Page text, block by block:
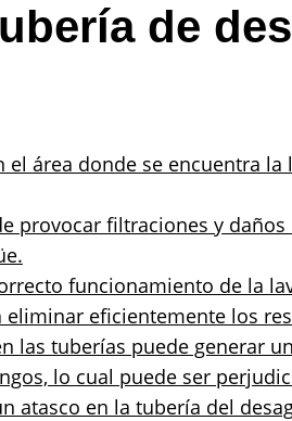
de
área donde se encuentra la
provocar filtraciones y
funcionamiento de la
eficientemente los
las tuberías puede generar
lo cual puede ser
atasco en la tubería del